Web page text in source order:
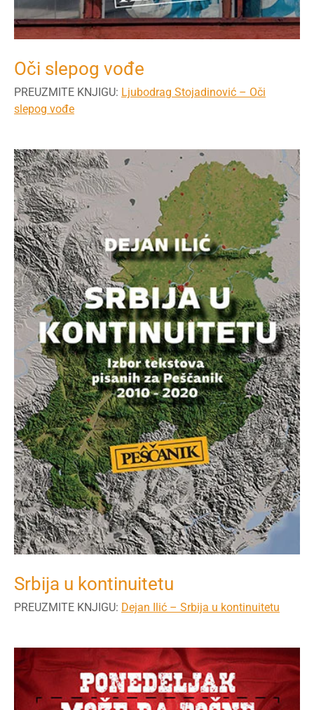
Oči slepog vođe
PREUZMITE KNJIGU: Ljubodrag Stojadinović – Oči
slepog vođe
Srbija u kontinuitetu
PREUZMITE KNJIGU: Dejan Ilić – Srbija u kontinuitetu